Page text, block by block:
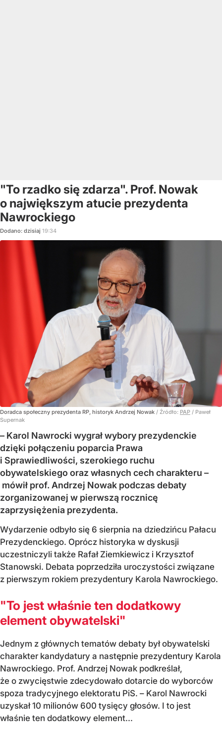
"To rzadko się zdarza". Prof. Nowak
o największym atucie prezydenta
Nawrockiego
Dodano: dzisiaj 19:34
Doradca społeczny prezydenta RP, historyk Andrzej Nowak / Źródło: PAP / Paweł
Supernak
– Karol Nawrocki wygrał wybory prezydenckie
dzięki połączeniu poparcia Prawa
i Sprawiedliwości, szerokiego ruchu
obywatelskiego oraz własnych cech charakteru –
mówił prof. Andrzej Nowak podczas debaty
zorganizowanej w pierwszą rocznicę
zaprzysiężenia prezydenta.
Wydarzenie odbyło się 6 sierpnia na dziedzińcu Pałacu
Prezydenckiego. Oprócz historyka w dyskusji
uczestniczyli także Rafał Ziemkiewicz i Krzysztof
Stanowski. Debata poprzedziła uroczystości związane
z pierwszym rokiem prezydentury Karola Nawrockiego.
"To jest właśnie ten dodatkowy
element obywatelski"
Jednym z głównych tematów debaty był obywatelski
charakter kandydatury a następnie prezydentury Karola
Nawrockiego. Prof. Andrzej Nowak podkreślał,
że o zwycięstwie zdecydowało dotarcie do wyborców
spoza tradycyjnego elektoratu PiS. – Karol Nawrocki
uzyskał 10 milionów 600 tysięcy głosów. I to jest
właśnie ten dodatkowy element...